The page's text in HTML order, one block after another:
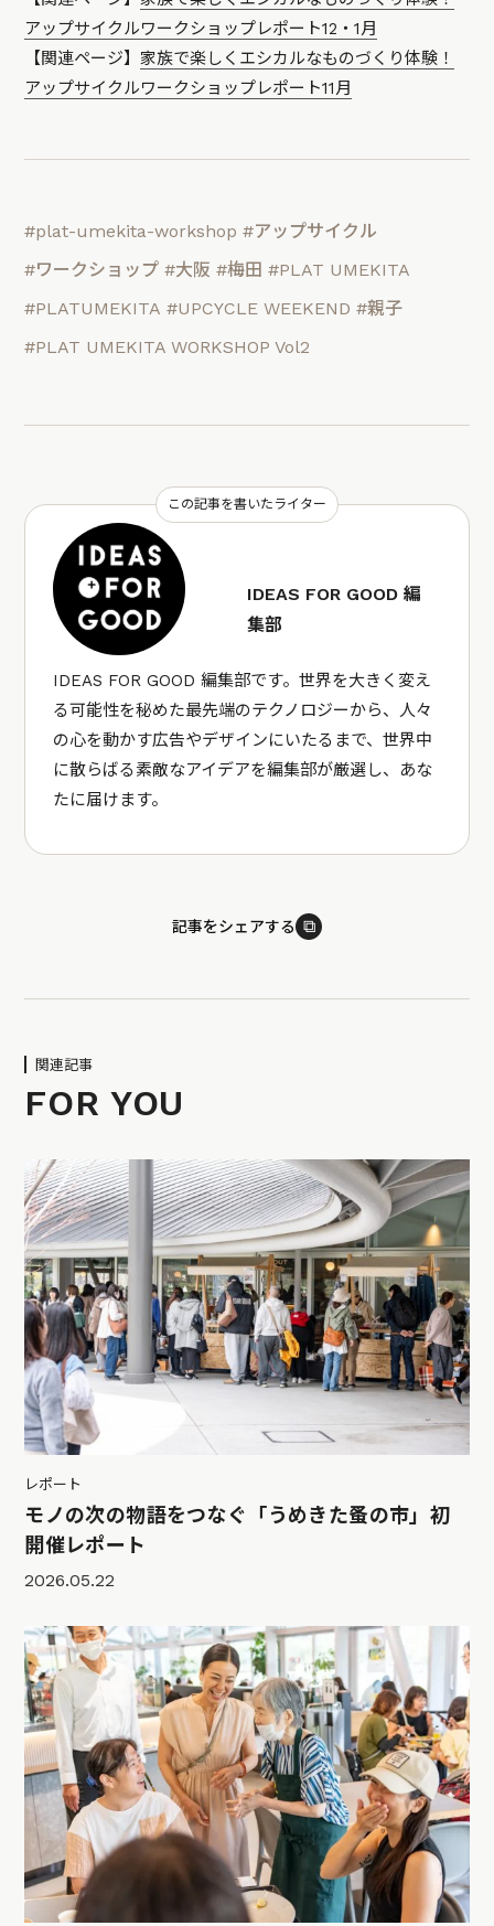
アップサイクルワークショップレポート12・1月
【関連ページ】家族で楽しくエシカルなものづくり体験！
アップサイクルワークショップレポート11月
#plat-umekita-workshop #アップサイクル
#ワークショップ #大阪 #梅田 #PLAT UMEKITA
#PLATUMEKITA #UPCYCLE WEEKEND #親子
#PLAT UMEKITA WORKSHOP Vol2
この記事を書いたライター
IDEAS FOR GOOD 編
集部
IDEAS FOR GOOD 編集部です。世界を大きく変え
る可能性を秘めた最先端のテクノロジーから、人々
の心を動かす広告やデザインにいたるまで、世界中
に散らばる素敵なアイデアを編集部が厳選し、あな
たに届けます。
記事をシェアする ⧉
関連記事
FOR YOU
レポート
モノの次の物語をつなぐ「うめきた蚤の市」初
開催レポート
2026.05.22